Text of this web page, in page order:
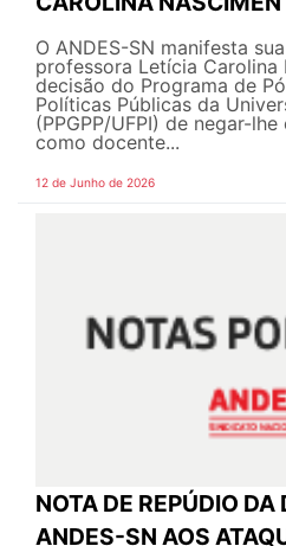
O ANDES-SN manifesta
professora Letícia Carolina
decisão do Programa de
Políticas Públicas da
(PPGPP/UFPI) de negar-
como docente...
12 de Junho de 2026
NOTA DE REPÚDIO DA
ANDES-SN AOS